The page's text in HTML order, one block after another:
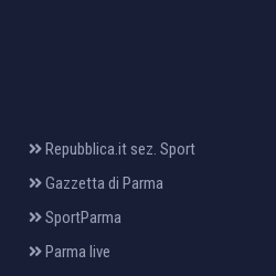
Repubblica.it sez. Sport
Gazzetta di Parma
SportParma
Parma live